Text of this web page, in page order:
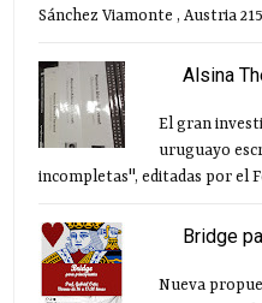
Sánchez Viamonte , Austria
Alsina
El gran
uruguayo
incompletas", editadas por el
Bridge
Nueva